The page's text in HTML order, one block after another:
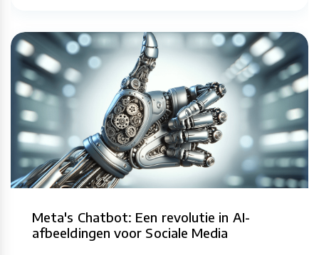
Meta's Chatbot: Een revolutie in AI-
afbeeldingen voor Sociale Media